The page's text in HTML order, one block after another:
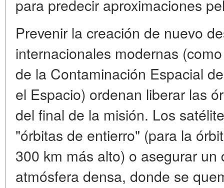
para predecir aproximaciones
Prevenir la creación de nuevo
internacionales modernas
de la Contaminación Espacial
el Espacio) ordenan liberar las
del final de la misión. Los
"órbitas de entierro" (para la
300 km más alto) o asegurar
atmósfera densa, donde se